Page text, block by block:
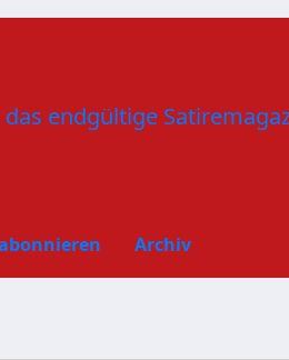
Archiv